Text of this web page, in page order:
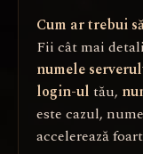
Cum ar trebui
Fii cât mai
numele
login-ul tău,
este cazul,
accelerează